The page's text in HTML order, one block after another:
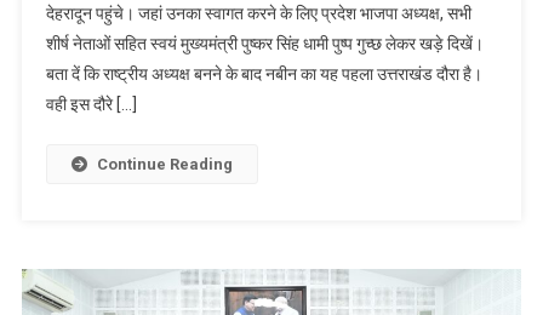
देहरादून पहुंचे। जहां उनका स्वागत करने के लिए प्रदेश भाजपा अध्यक्ष, सभी
शीर्ष नेताओं सहित स्वयं मुख्यमंत्री पुष्कर सिंह धामी पुष्प गुच्छ लेकर खड़े दिखें।
बता दें कि राष्ट्रीय अध्यक्ष बनने के बाद नबीन का यह पहला उत्तराखंड दौरा है।
वही इस दौरे […]
Continue Reading